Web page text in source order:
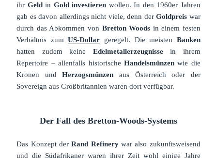
ihr Geldin Gold investieren wollen. In den 1960er Jahren
gab es davon allerdings nicht viele, denn derGoldpreis war
durch das Abkommen von Bretton Woods in einem festen
Verhältnis zumUS-Dollar geregelt. Die meisten Banken
hatten zudem keine Edelmetallerzeugnissein ihrem
Repertoire – allenfalls historische Handelsmünzenwie die
Kronen undHerzogsmünzen aus Österreich oder der
Sovereign aus Großbritannien waren dort verfügbar.
Der Fall des Bretton-Woods-Systems
Das Konzept derRand Refinerywar also zukunftsweisend
und die Südafrikaner waren ihrer Zeit wohl einige Jahre